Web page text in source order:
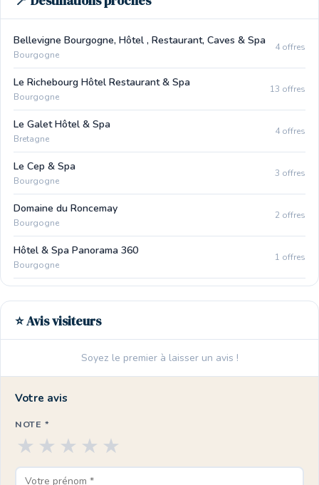
Bellevigne Bourgogne, Hôtel , Restaurant, Caves & Spa
Bourgogne
4 offres
Le Richebourg Hôtel Restaurant & Spa
Bourgogne
13 offres
Le Galet Hôtel & Spa
Bretagne
4 offres
Le Cep & Spa
Bourgogne
3 offres
Domaine du Roncemay
Bourgogne
2 offres
Hôtel & Spa Panorama 360
Bourgogne
1 offres
⭐ Avis visiteurs
Soyez le premier à laisser un avis !
Votre avis
NOTE *
★
★
★
★
★